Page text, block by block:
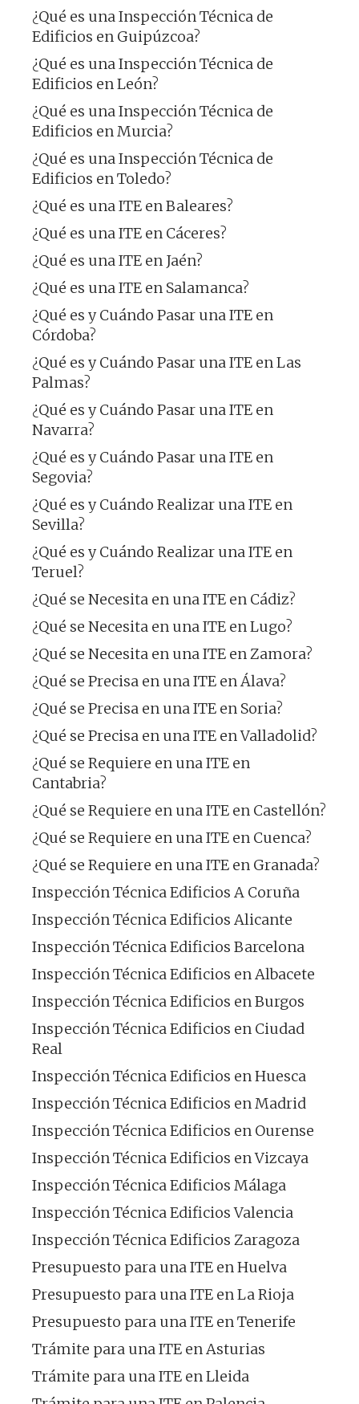
¿Qué es una Inspección Técnica de
Edificios en Guipúzcoa?
¿Qué es una Inspección Técnica de
Edificios en León?
¿Qué es una Inspección Técnica de
Edificios en Murcia?
¿Qué es una Inspección Técnica de
Edificios en Toledo?
¿Qué es una ITE en Baleares?
¿Qué es una ITE en Cáceres?
¿Qué es una ITE en Jaén?
¿Qué es una ITE en Salamanca?
¿Qué es y Cuándo Pasar una ITE en
Córdoba?
¿Qué es y Cuándo Pasar una ITE en Las
Palmas?
¿Qué es y Cuándo Pasar una ITE en
Navarra?
¿Qué es y Cuándo Pasar una ITE en
Segovia?
¿Qué es y Cuándo Realizar una ITE en
Sevilla?
¿Qué es y Cuándo Realizar una ITE en
Teruel?
¿Qué se Necesita en una ITE en Cádiz?
¿Qué se Necesita en una ITE en Lugo?
¿Qué se Necesita en una ITE en Zamora?
¿Qué se Precisa en una ITE en Álava?
¿Qué se Precisa en una ITE en Soria?
¿Qué se Precisa en una ITE en Valladolid?
¿Qué se Requiere en una ITE en
Cantabria?
¿Qué se Requiere en una ITE en Castellón?
¿Qué se Requiere en una ITE en Cuenca?
¿Qué se Requiere en una ITE en Granada?
Inspección Técnica Edificios A Coruña
Inspección Técnica Edificios Alicante
Inspección Técnica Edificios Barcelona
Inspección Técnica Edificios en Albacete
Inspección Técnica Edificios en Burgos
Inspección Técnica Edificios en Ciudad
Real
Inspección Técnica Edificios en Huesca
Inspección Técnica Edificios en Madrid
Inspección Técnica Edificios en Ourense
Inspección Técnica Edificios en Vizcaya
Inspección Técnica Edificios Málaga
Inspección Técnica Edificios Valencia
Inspección Técnica Edificios Zaragoza
Presupuesto para una ITE en Huelva
Presupuesto para una ITE en La Rioja
Presupuesto para una ITE en Tenerife
Trámite para una ITE en Asturias
Trámite para una ITE en Lleida